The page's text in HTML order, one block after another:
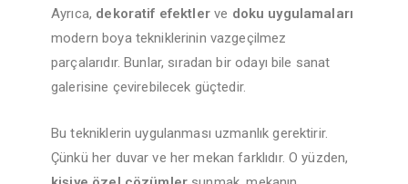
Ayrıca, dekoratif efektlerve doku uygulamaları
modern boya tekniklerinin vazgeçilmez
parçalarıdır. Bunlar, sıradan bir odayı bile sanat
galerisine çevirebilecek güçtedir.
Bu tekniklerin uygulanması uzmanlık gerektirir.
Çünkü her duvar ve her mekan farklıdır. O yüzden,